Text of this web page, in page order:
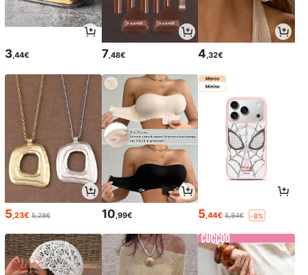
3,44€ 7,48€ 4,32€
5 ,23€ 5,28€ 10 ,99€ 5 ,44€ 5,94€ -8%